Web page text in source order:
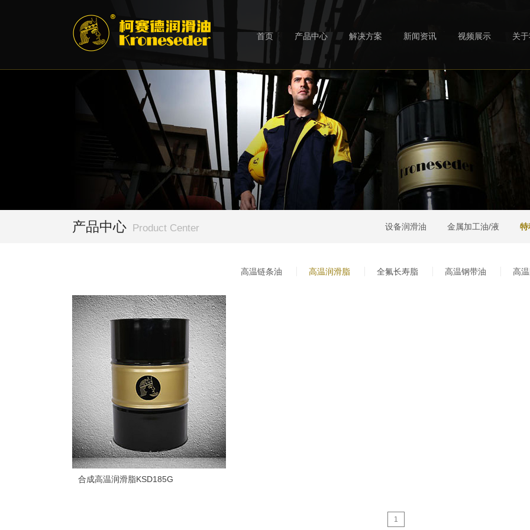
首页 产品中心 解决方案 新闻资讯 视频展示 关
产品中心 Product Center 设备润滑油 金属加工油/液 特
高温链条油 高温润滑脂 全氟长寿脂 高温钢带油 高
合成高温润滑脂KSD185G
1